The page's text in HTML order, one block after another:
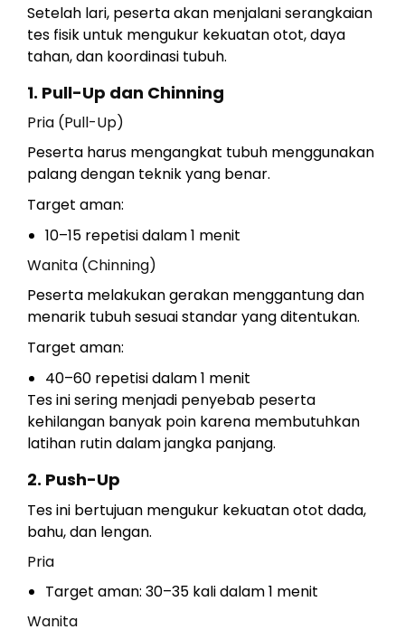
Setelah lari, peserta akan menjalani serangkaian
tes fisik untuk mengukur kekuatan otot, daya
tahan, dan koordinasi tubuh.
1. Pull-Up dan Chinning
Pria (Pull-Up)
Peserta harus mengangkat tubuh menggunakan
palang dengan teknik yang benar.
Target aman:
10–15 repetisi dalam 1 menit
Wanita (Chinning)
Peserta melakukan gerakan menggantung dan
menarik tubuh sesuai standar yang ditentukan.
Target aman:
40–60 repetisi dalam 1 menit
Tes ini sering menjadi penyebab peserta
kehilangan banyak poin karena membutuhkan
latihan rutin dalam jangka panjang.
2. Push-Up
Tes ini bertujuan mengukur kekuatan otot dada,
bahu, dan lengan.
Pria
Target aman: 30–35 kali dalam 1 menit
Wanita